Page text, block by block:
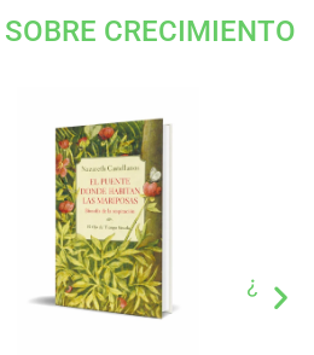
CRECIMIENTO
¿Por qué nadie
me lo dijo